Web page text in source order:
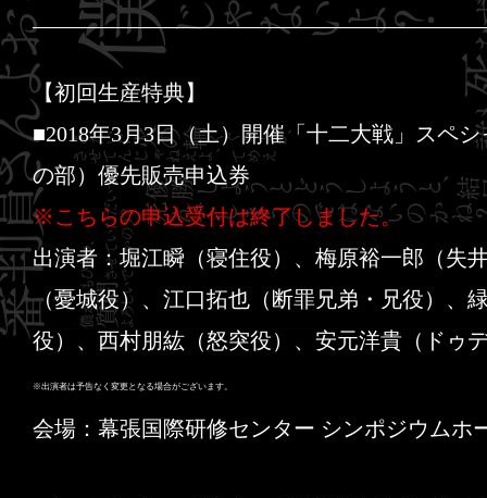
【初回生産特典】
■2018年3月3日（土）開催「十二大戦」スペ
の部）優先販売申込券
※こちらの申込受付は終了しました。
出演者：堀江瞬（寝住役）、梅原裕一郎（失
（憂城役）、江口拓也（断罪兄弟・兄役）、
役）、西村朋紘（怒突役）、安元洋貴（ドゥ
※出演者は予告なく変更となる場合がございます。
会場：幕張国際研修センター シンポジウムホ